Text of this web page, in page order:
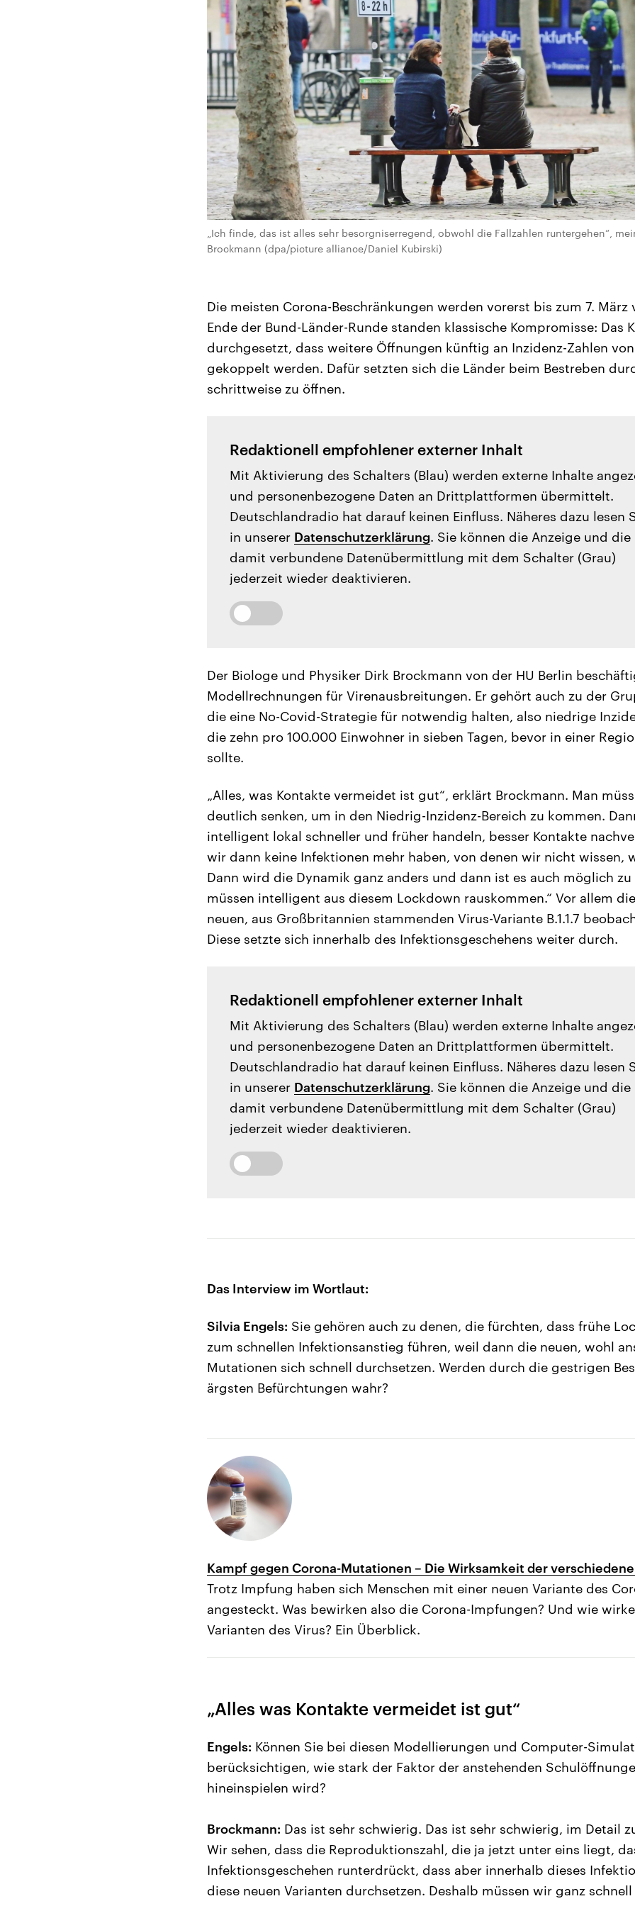
„Ich finde, das ist alles sehr besorgniserregend, obwohl die Fallzahlen runtergehen“,
Brockmann (dpa/picture alliance/Daniel Kubirski)
Die meisten Corona-Beschränkungen werden vorerst bis zum 7. März
Ende der Bund-Länder-Runde standen klassische Kompromisse: Das
durchgesetzt, dass weitere Öffnungen künftig an Inzidenz-Zahlen
gekoppelt werden. Dafür setzten sich die Länder beim Bestreben
schrittweise zu öffnen.
Redaktionell empfohlener externer Inhalt
Mit Aktivierung des Schalters (Blau) werden externe Inhalte
und personenbezogene Daten an Drittplattformen übermittelt.
Deutschlandradio hat darauf keinen Einfluss. Näheres dazu lesen
in unserer Datenschutzerklärung. Sie können die Anzeige und die
damit verbundene Datenübermittlung mit dem Schalter (Grau)
jederzeit wieder deaktivieren.
Der Biologe und Physiker Dirk Brockmann von der HU Berlin
Modellrechnungen für Virenausbreitungen. Er gehört auch zu der
die eine No-Covid-Strategie für notwendig halten, also niedrige
die zehn pro 100.000 Einwohner in sieben Tagen, bevor in einer
sollte.
„Alles, was Kontakte vermeidet ist gut“, erklärt Brockmann. Man
deutlich senken, um in den Niedrig-Inzidenz-Bereich zu kommen.
intelligent lokal schneller und früher handeln, besser Kontakte
wir dann keine Infektionen mehr haben, von denen wir nicht wissen,
Dann wird die Dynamik ganz anders und dann ist es auch möglich
müssen intelligent aus diesem Lockdown rauskommen.“ Vor allem
neuen, aus Großbritannien stammenden Virus-Variante B.1.1.7
Diese setzte sich innerhalb des Infektionsgeschehens weiter durch.
Redaktionell empfohlener externer Inhalt
Mit Aktivierung des Schalters (Blau) werden externe Inhalte
und personenbezogene Daten an Drittplattformen übermittelt.
Deutschlandradio hat darauf keinen Einfluss. Näheres dazu lesen
in unserer Datenschutzerklärung. Sie können die Anzeige und die
damit verbundene Datenübermittlung mit dem Schalter (Grau)
jederzeit wieder deaktivieren.
Das Interview im Wortlaut:
Silvia Engels: Sie gehören auch zu denen, die fürchten, dass frühe
zum schnellen Infektionsanstieg führen, weil dann die neuen, wohl
Mutationen sich schnell durchsetzen. Werden durch die gestrigen
ärgsten Befürchtungen wahr?
Kampf gegen Corona-Mutationen – Die Wirksamkeit der
Trotz Impfung haben sich Menschen mit einer neuen Variante des
angesteckt. Was bewirken also die Corona-Impfungen? Und wie
Varianten des Virus? Ein Überblick.
„Alles was Kontakte vermeidet ist gut“
Engels: Können Sie bei diesen Modellierungen und Computer-
berücksichtigen, wie stark der Faktor der anstehenden
hineinspielen wird?
Brockmann: Das ist sehr schwierig. Das ist sehr schwierig, im Detail
Wir sehen, dass die Reproduktionszahl, die ja jetzt unter eins liegt,
Infektionsgeschehen runterdrückt, dass aber innerhalb dieses
diese neuen Varianten durchsetzen. Deshalb müssen wir ganz